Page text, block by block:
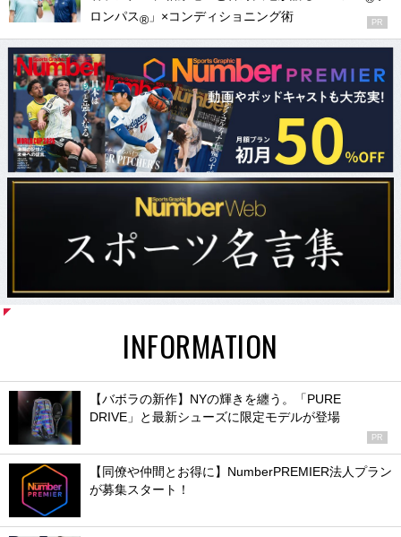
ロンパス® 」×コンディショニング術 PR
INFORMATION
【バボラの新作】NYの輝きを纏う。「PURE
DRIVE」と最新シューズに限定モデルが登場
PR
【同僚や仲間とお得に】NumberPREMIER法人プラン
が募集スタート！